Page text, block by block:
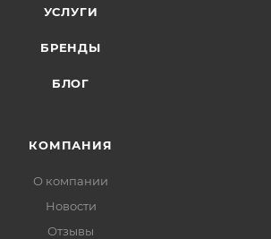
УСЛУГИ
БРЕНДЫ
БЛОГ
КОМПАНИЯ
О компании
Новости
Отзывы